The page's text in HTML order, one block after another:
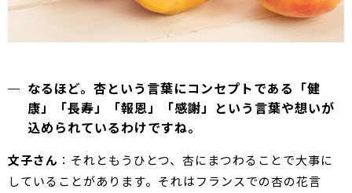
なるほど。杏という言葉にコンセプトである「健
康」「長寿」「報恩」「感謝」という言葉や想いが
込められているわけですね。
文子さん ：それともうひとつ、杏にまつわることで大事に
していることがあります。それはフランスでの杏の花言